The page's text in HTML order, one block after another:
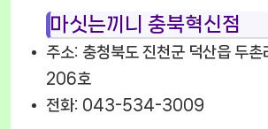
마싯는끼니 충북혁신점
주소: 충청북도 진천군 덕산읍 두
206호
전화: 043-534-3009